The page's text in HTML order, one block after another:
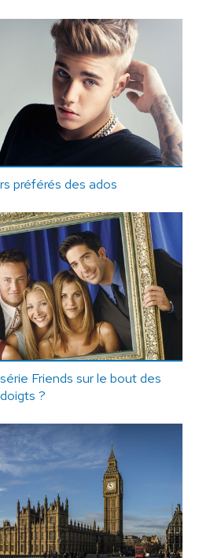
préférés des ados
Friends sur le bout des
doigts ?